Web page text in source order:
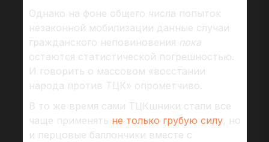
Однако на фоне общего числа попыток
незаконной мобилизации данные случаи
гражданского неповиновения пока
остаются статистической погрешностью.
И говорить о массовом «восстании
народа против ТЦК» опрометчиво.
В то же время сами ТЦКшники стали все
чаще применять не только грубую силу, но
и перцовые баллончики вместе с